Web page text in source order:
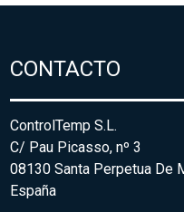
CONTACTO
ControlTemp S.L.
C/ Pau Picasso, nº 3
08130 Santa Perpetua De
España